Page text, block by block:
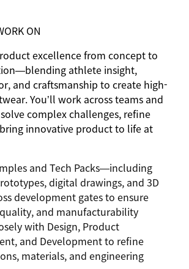
ON
excellence from concept to
athlete insight,
and craftsmanship to create high-
You’ll work across teams and
complex challenges, refine
innovative product to life at
and Tech Packs—including
digital drawings, and 3D
development gates to ensure
and manufacturability
with Design, Product
and Development to refine
materials, and engineering